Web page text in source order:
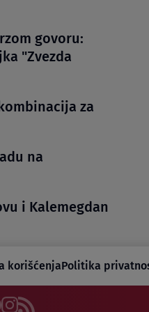
govoru:
"Zvezda
za
na
i Kalemegdan
korišćenjaPolitika